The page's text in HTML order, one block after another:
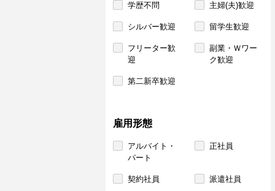
学歴不問 主婦(夫)歓迎
シルバー歓迎 留学生歓迎
フリーター歓
迎
副業・Ｗワー
ク歓迎
第二新卒歓迎
雇用形態
アルバイト・
パート
正社員
契約社員 派遣社員